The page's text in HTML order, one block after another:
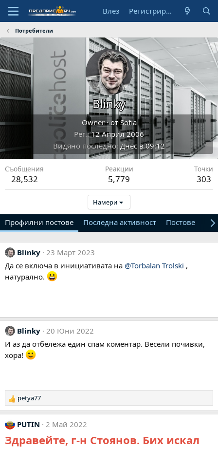
Влез Регистрирай се
Потребители
Blinky
Owner · от Sofia
Рег. 12 Април 2006
Видяно последно Днес в 09:12
Съобщения
28,532
Реакции
5,779
Точки
303
Намери
Профилни постове Последна активност Постове
Blinky 23 Март 2023
Да се включа в инициативата на @Torbalan Trolski ,
натурално.
Blinky 20 Юни 2022
И аз да отбележа един спам коментар. Весели почивки,
хора!
Р
е
а
к
ц
и
petya77
PUTIN 2 Май 2022
Здравейте, г-н Стоянов. Бих искал